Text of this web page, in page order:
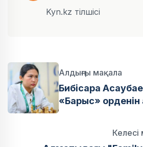
Kyn.kz тілшісі
Алдыңғы мақала
Бибісара
«Барыс»
Келесі